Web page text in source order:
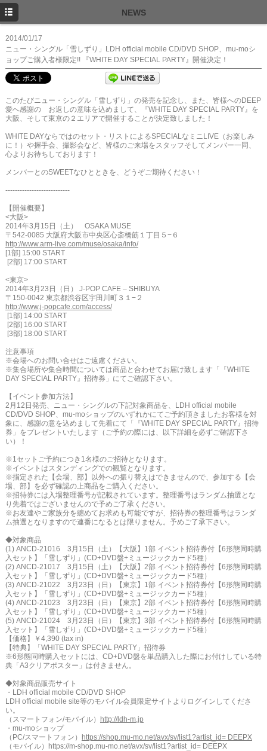
NEWS
2014/01/17
ニュー・シングル「雪しずり」LDH official mobile CD/DVD SHOP、mu-moシ
ョップご購入者様限定!! 『WHITE DAY SPECIAL PARTY』開催決定！
このたびニュー・シングル「雪しずり」の発売を記念し、また、皆様へのDEEP
愛へ感謝の お返しの意味を込めまして、『WHITE DAY SPECIAL PARTY』を
大阪、そして東京の２エリアで開催することが決定致しました！
WHITE DAYならではのセット・リストによるSPECIALなミニLIVE（お楽しみ
に！）や握手会、撮影会など、皆様のご来場をスタッフそしてメンバー一同、
心よりお待ちしております！
メンバーとのSWEETなひとときを、どうぞご期待ください！
---------------------------
【開催概要】
<大阪>
2014年3月15日（土） OSAKA MUSE
〒542-0085 大阪府大阪市中央区心斎橋筋１丁目５−６
http://www.arm-live.com/muse/osaka/info/
[1部] 15:00 START
[2部] 17:00 START
<東京>
2014年3月23日（日） J-POP CAFE – SHIBUYA
〒150-0042 東京都渋谷区宇田川町３１−２
http://www.j-popcafe.com/access/
[1部] 14:00 START
[2部] 16:00 START
[3部] 18:00 START
注意事項
※会場へのお問い合せはご遠慮ください。
※集合場所や集合時間については商品と合わせてお届け致します「『WHITE
DAY SPECIAL PARTY』招待券」にてご確認下さい。
【イベント参加方法】
2月12日発売、ニュー・シングルの下記対象商品を、LDH official mobile
CD/DVD SHOP、mu-moショップのいずれかにてご予約頂きましたお客様を対
象に、感謝の意を込めまして先着にて「『WHITE DAY SPECIAL PARTY』招待
券」をプレゼントいたします（ご予約の際には、以下詳細を必ずご確認下さ
い）！
※1セットご予約につき1名様のご招待となります。
※イベントはスタンディングでの観覧となります。
※指定された【会場、部】以外への振り替えはできませんので、参加する【会
場、部】を必ず確認の上商品をご購入ください。
※招待券には入場整理番号が記載されています。整理番号はランダム抽選とな
り先着ではございませんので予めご了承ください。
※お友達やご家族分を纏めてお求めも可能ですが、招待券の整理番号はランダ
ム抽選となりますので連番になるとは限りません。予めご了承下さい。
◆対象商品
(1) ANCD-21016 3月15日（土）【大阪】1部 イベント招待券付【6形態同時購
入セット】「雪しずり」(CD+DVD盤+ミュージックカード5種）
(2) ANCD-21017 3月15日（土）【大阪】2部 イベント招待券付【6形態同時購
入セット】「雪しずり」(CD+DVD盤+ミュージックカード5種）
(3) ANCD-21022 3月23日（日）【東京】1部 イベント招待券付【6形態同時購
入セット】「雪しずり」(CD+DVD盤+ミュージックカード5種）
(4) ANCD-21023 3月23日（日）【東京】2部 イベント招待券付【6形態同時購
入セット】「雪しずり」(CD+DVD盤+ミュージックカード5種）
(5) ANCD-21024 3月23日（日）【東京】3部 イベント招待券付【6形態同時購
入セット】「雪しずり」(CD+DVD盤+ミュージックカード5種）
【価格】￥4,390 (tax in)
【特典】「WHITE DAY SPECIAL PARTY」招待券
※6形態同時購入セットには、CD+DVD盤を単品購入した際にお付けしている特
典「A3クリアポスター」は付きません。
◆対象商品販売サイト
・LDH official mobile CD/DVD SHOP
LDH official mobile site等のモバイル会員限定サイトよりログインしてくださ
い。
（スマートフォン/モバイル）
http://ldh-m.jp
・mu-moショップ
（PC/スマートフォン）
https://shop.mu-mo.net/avx/sv/list1?artist_id= DEEPX
（モバイル）https://m-shop.mu-mo.net/avx/sv/list1?artist_id= DEEPX
NEWS
SCHEDULE
PROFILE
DISCOGRAPHY